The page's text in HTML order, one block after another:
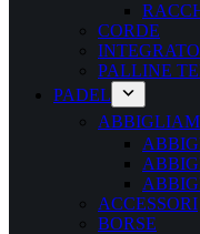
CORDE
PALLINE
PADEL
ACCESSORI
BORSE